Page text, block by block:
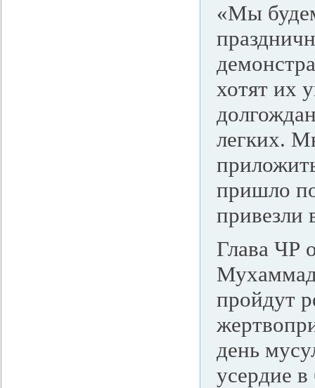
«Мы
хотят их
легких.
пришло
привезли
Глава ЧР
пройдут
день
усердие